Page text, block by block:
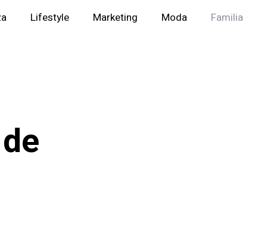
Lifestyle Marketing Moda Familia